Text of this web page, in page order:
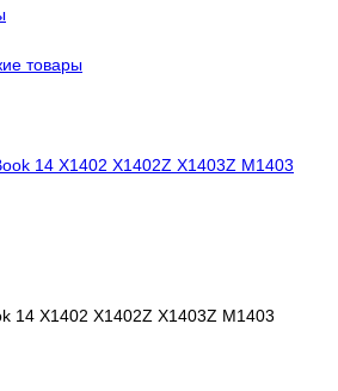
14 X1402 X1402Z X1403Z M1403